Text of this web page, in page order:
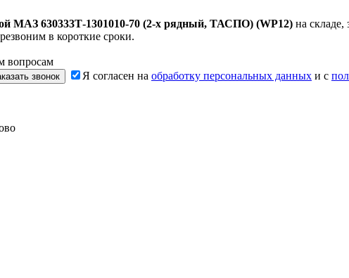
МАЗ 630333Т-1301010-70 (2-х рядный, ТАСПО) (WP12) на складе,
в короткие сроки.
вопросам
звонок Я согласен на обработку персональных данных и с